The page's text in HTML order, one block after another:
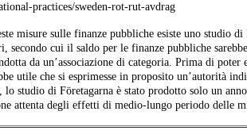
practices/sweden-rot-rut-avdrag
misure sulle finanze pubbliche esiste uno studio di
secondo cui il saldo per le finanze pubbliche
da un’associazione di categoria. Prima di
utile che si esprimesse in proposito un’autorità
studio di Företagarna è stato prodotto solo un
attenta degli effetti di medio-lungo periodo delle